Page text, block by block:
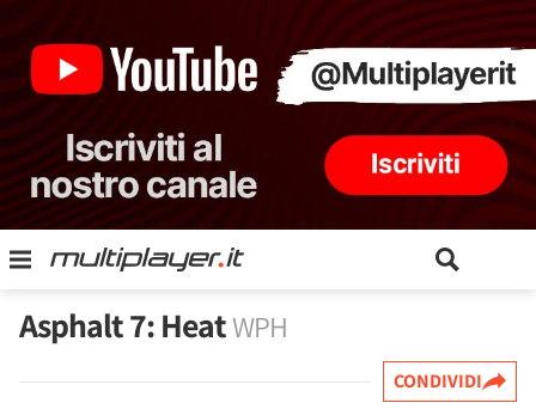
Asphalt 7: HeatWPH
CONDIVIDI